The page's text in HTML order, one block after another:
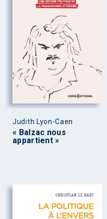
Judith Lyon-Caen
« Balzac nous
appartient »